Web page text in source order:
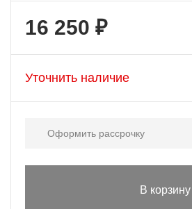
16 250 ₽
Уточнить наличие
Оформить рассрочку
В корзину